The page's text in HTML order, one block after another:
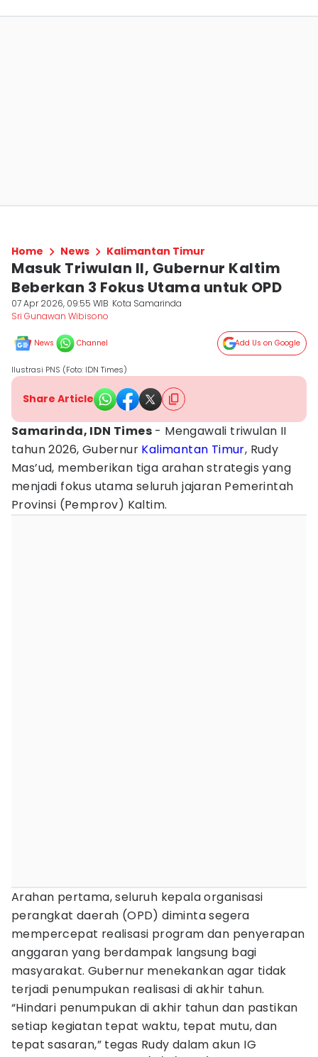
Home News Kalimantan Timur
Masuk Triwulan II, Gubernur Kaltim
Beberkan 3 Fokus Utama untuk OPD
07 Apr 2026, 09:55 WIB Kota Samarinda
Sri Gunawan Wibisono
News Channel Add Us on Google
Ilustrasi PNS (Foto: IDN Times)
Share Article
Samarinda, IDN Times - Mengawali triwulan II
tahun 2026, Gubernur Kalimantan Timur, Rudy
Mas’ud, memberikan tiga arahan strategis yang
menjadi fokus utama seluruh jajaran Pemerintah
Provinsi (Pemprov) Kaltim.
Arahan pertama, seluruh kepala organisasi
perangkat daerah (OPD) diminta segera
mempercepat realisasi program dan penyerapan
anggaran yang berdampak langsung bagi
masyarakat. Gubernur menekankan agar tidak
terjadi penumpukan realisasi di akhir tahun.
“Hindari penumpukan di akhir tahun dan pastikan
setiap kegiatan tepat waktu, tepat mutu, dan
tepat sasaran,” tegas Rudy dalam akun IG